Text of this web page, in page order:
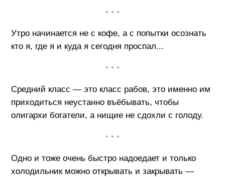
• • •
Утро начинается не с кофе, а с попытки осознать
кто я, где я и куда я сегодня проспал...
• • •
Средний класс — это класс рабов, это именно им
приходиться неустанно въёбывать, чтобы
олигархи богатели, а нищие не сдохли с голоду.
• • •
Одно и тоже очень быстро надоедает и только
холодильник можно открывать и закрывать —